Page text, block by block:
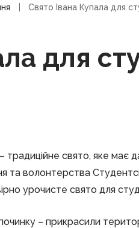
для
традиційне свято, яке має
та волонтерства
урочисте свято для
– прикрасили